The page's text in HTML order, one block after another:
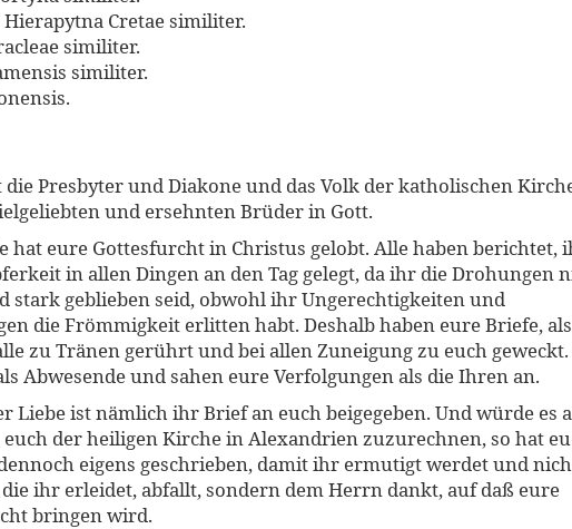
Cretae similiter.
similiter.
similiter.
Presbyter und Diakone und das Volk der katholischen
und ersehnten Brüder in Gott.
hat eure Gottesfurcht in Christus gelobt. Alle haben berichtet,
in allen Dingen an den Tag gelegt, da ihr die Drohungen
stark geblieben seid, obwohl ihr Ungerechtigkeiten und
die Frömmigkeit erlitten habt. Deshalb haben eure Briefe,
zu Tränen gerührt und bei allen Zuneigung zu euch geweckt.
Abwesende und sahen eure Verfolgungen als die Ihren an.
Liebe ist nämlich ihr Brief an euch beigegeben. Und würde es
der heiligen Kirche in Alexandrien zuzurechnen, so hat
eigens geschrieben, damit ihr ermutigt werdet und
die ihr erleidet, abfallt, sondern dem Herrn dankt, auf daß eure
bringen wird.